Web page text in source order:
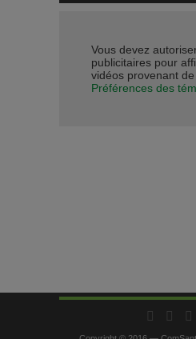
Vous devez
publicitaires pour
vidéos provenant de
Préférences des